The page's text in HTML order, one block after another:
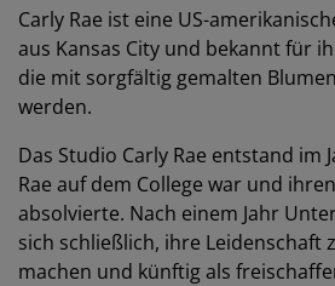
Carly Rae ist eine US-
aus Kansas City und bekannt für
die mit sorgfältig gemalten
werden.
Das Studio Carly Rae entstand im
Rae auf dem College war und
absolvierte. Nach einem Jahr
sich schließlich, ihre Leidenschaft
machen und künftig als